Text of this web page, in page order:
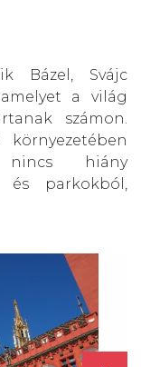
Bázel, Svájc
a világ
számon.
hiány
és parkokból,